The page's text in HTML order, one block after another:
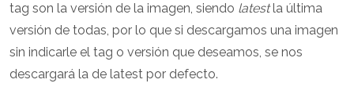
tag son la versión de la imagen, siendo latestla última
versión de todas, por lo que si descargamos una imagen
sin indicarle el tag o versión que deseamos, se nos
descargará la de latest por defecto.